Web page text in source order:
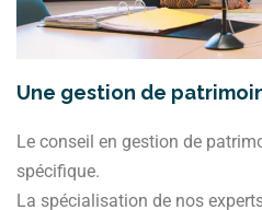
Une gestion de
Le conseil en gestion de
spécifique.
La spécialisation de nos